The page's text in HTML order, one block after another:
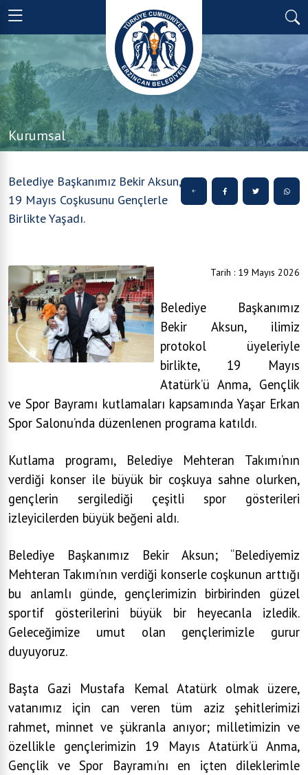
Kurumsal
Belediye Başkanımız Bekir Aksun,
19 Mayıs Coşkusunu Gençlerle
Birlikte Yaşadı.
Tarih : 19 Mayıs 2026
Belediye Başkanımız
Bekir Aksun, ilimiz
protokol üyeleriyle
birlikte, 19 Mayıs
Atatürk’ü Anma, Gençlik
ve Spor Bayramı kutlamaları kapsamında Yaşar Erkan
Spor Salonu’nda düzenlenen programa katıldı.
Kutlama programı, Belediye Mehteran Takımı’nın
verdiği konser ile büyük bir coşkuya sahne olurken,
gençlerin sergilediği çeşitli spor gösterileri
izleyicilerden büyük beğeni aldı.
Belediye Başkanımız Bekir Aksun; “Belediyemiz
Mehteran Takımı’nın verdiği konserle coşkunun arttığı
bu anlamlı günde, gençlerimizin birbirinden güzel
sportif gösterilerini büyük bir heyecanla izledik.
Geleceğimize umut olan gençlerimizle gurur
duyuyoruz.
Başta Gazi Mustafa Kemal Atatürk olmak üzere,
vatanımız için can veren tüm aziz şehitlerimizi
rahmet, minnet ve şükranla anıyor; milletimizin ve
özellikle gençlerimizin 19 Mayıs Atatürk’ü Anma,
Gençlik ve Spor Bayramı’nı en içten dileklerimle